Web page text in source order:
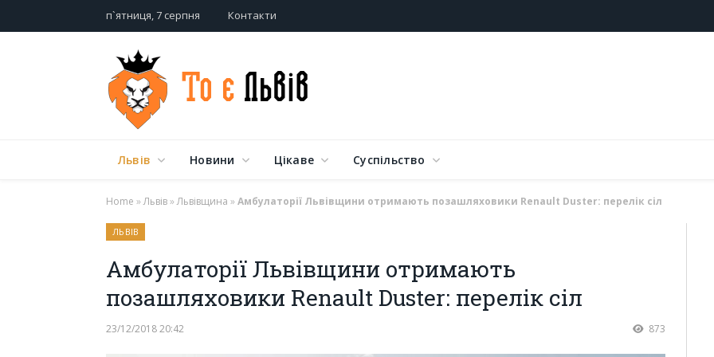
п`ятниця, 7 серпня Контакти
Львів Новини Цікаве Суспільство
Home »Львів»Львівщина »Амбулаторії Львівщини отримають позашляховики Renault Duster: перелік сіл
ЛЬВІВ
Амбулаторії Львівщини отримають
позашляховики Renault Duster: перелік сіл
23/12/2018 20:42 873